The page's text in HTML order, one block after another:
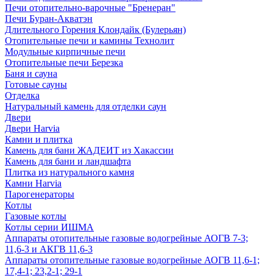
Печи отопительно-варочные "Бренеран"
Печи Буран-Акватэн
Длительного Горения Клондайк (Булерьян)
Отопительные печи и камины Технолит
Модульные кирпичные печи
Отопительные печи Березка
Баня и сауна
Готовые сауны
Отделка
Натуральный камень для отделки саун
Двери
Двери Harvia
Камни и плитка
Камень для бани ЖАДЕИТ из Хакассии
Камень для бани и ландшафта
Плитка из натурального камня
Камни Harvia
Парогенераторы
Котлы
Газовые котлы
Котлы серии ИШМА
Аппараты отопительные газовые водогрейные АОГВ 7-3;
11,6-3 и АКГВ 11,6-3
Аппараты отопительные газовые водогрейные АОГВ 11,6-1;
17,4-1; 23,2-1; 29-1